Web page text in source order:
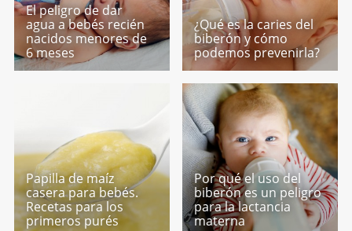
El peligro de dar
agua a bebés recién
nacidos menores de
6 meses
¿Qué es la caries del
biberón y cómo
podemos prevenirla?
Papilla de maíz
casera para bebés.
Recetas para los
primeros purés
Por qué el uso del
biberón es un peligro
para la lactancia
materna